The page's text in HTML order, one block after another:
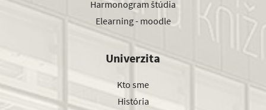
Harmonogram štúdia
Elearning - moodle
Univerzita
Kto sme
História